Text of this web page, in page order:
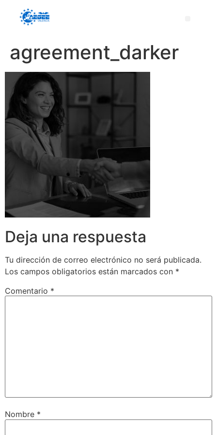
agreement_darker
Deja una respuesta
Tu dirección de correo electrónico no será publicada.
Los campos obligatorios están marcados con *
Comentario *
Nombre *